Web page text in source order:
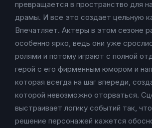
превращается в пространство для
драмы. И все это создает цельную
Впечатляет. Актеры в этом сезоне
особенно ярко, ведь они уже
ролями и потому играют с полной
герой с его фирменным юмором и
которая всегда на шаг впереди,
которой невозможно оторваться.
выстраивает логику событий так,
решение персонажей кажется